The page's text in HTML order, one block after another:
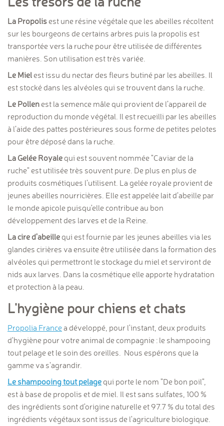
La Propolis est une résine végétale que les abeilles récoltent
sur les bourgeons de certains arbres puis la propolis est
transportée vers la ruche pour être utilisée de différentes
manières. Son utilisation est très variée.
Le Miel est issu du nectar des fleurs butiné par les abeilles. Il
est stocké dans les alvéoles qui se trouvent dans la ruche.
Le Pollen est la semence mâle qui provient de l’appareil de
reproduction du monde végétal. Il est recueilli par les abeilles
à l’aide des pattes postérieures sous forme de petites pelotes
pour être déposé dans la ruche.
La Gelée Royale qui est souvent nommée "Caviar de la
ruche" est utilisée très souvent pure. De plus en plus de
produits cosmétiques l'utilisent. La gelée royale provient de
jeunes abeilles nourricières. Elle est appelée lait d’abeille par
le monde apicole puisqu'elle contribue au bon
développement des larves et de la Reine.
La cire d'abeille qui est fournie par les jeunes abeilles via les
glandes cirières va ensuite être utilisée dans la formation des
alvéoles qui permettront le stockage du miel et serviront de
nids aux larves. Dans la cosmétique elle apporte hydratation
et protection à la peau.
L'hygiène pour chiens et chats
Propolia Francea développé, pour l'instant, deux produits
d'hygiène pour votre animal de compagnie : le shampooing
tout pelage et le soin des oreilles. Nous espérons que la
gamme va s'agrandir.
Le shampooing tout pelage qui porte le nom "De bon poil",
est à base de propolis et de miel. Il est sans sulfates, 100 %
des ingrédients sont d'origine naturelle et 97.7 % du total des
ingrédients végétaux sont issus de l'agriculture biologique.